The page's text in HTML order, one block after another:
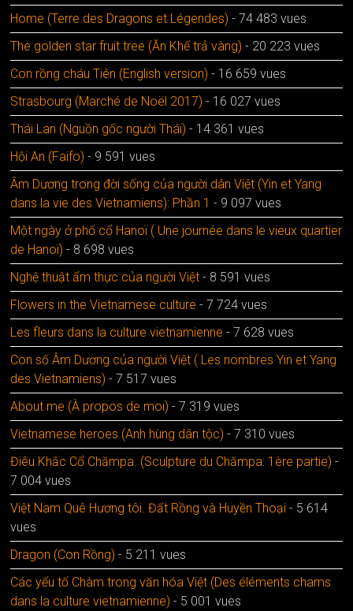
Home (Terre des Dragons et Légendes) - 74 483 vues
The golden star fruit tree (Ăn Khế trả vàng) - 20 223 vues
Con rồng cháu Tiên (English version) - 16 659 vues
Strasbourg (Marché de Noël 2017) - 16 027 vues
Thái Lan (Nguồn gốc người Thái) - 14 361 vues
Hội An (Faifo) - 9 591 vues
Âm Dương trong đời sống của người dân Việt (Yin et Yang
dans la vie des Vietnamiens): Phần 1 - 9 097 vues
Một ngày ở phố cổ Hanoï ( Une journée dans le vieux quartier
de Hanoï) - 8 698 vues
Nghệ thuật ẩm thực của người Việt - 8 591 vues
Flowers in the Vietnamese culture - 7 724 vues
Les fleurs dans la culture vietnamienne - 7 628 vues
Con số Âm Dương của người Việt ( Les nombres Yin et Yang
des Vietnamiens) - 7 517 vues
About me (À propos de moi) - 7 319 vues
Vietnamese heroes (Anh hùng dân tộc) - 7 310 vues
Điêu Khắc Cổ Chămpa. (Sculpture du Chămpa: 1ère partie) -
7 004 vues
Việt Nam Quê Hương tôi. Đất Rồng và Huyền Thoại - 5 614
vues
Dragon (Con Rồng) - 5 211 vues
Các yếu tố Chàm trong văn hóa Việt (Des éléments chams
dans la culture vietnamienne) - 5 001 vues